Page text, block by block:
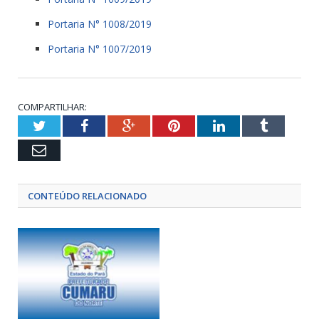
Portaria N° 1008/2019
Portaria N° 1007/2019
COMPARTILHAR:
TwitterFacebookGoogle+PinterestLinkedInTumblr
Email
CONTEÚDO RELACIONADO